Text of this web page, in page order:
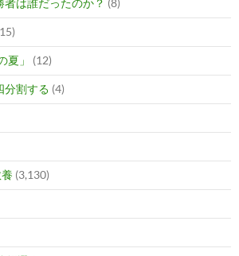
夏」 (12)
分割する (4)
(3,130)